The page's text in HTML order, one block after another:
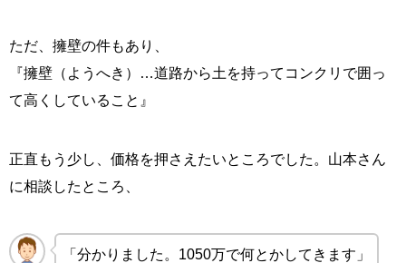
ただ、擁壁の件もあり、
『擁壁（ようへき）…道路から土を持ってコンクリで囲っ
て高くしていること』
正直もう少し、価格を押さえたいところでした。山本さん
に相談したところ、
「分かりました。1050万で何とかしてきます」